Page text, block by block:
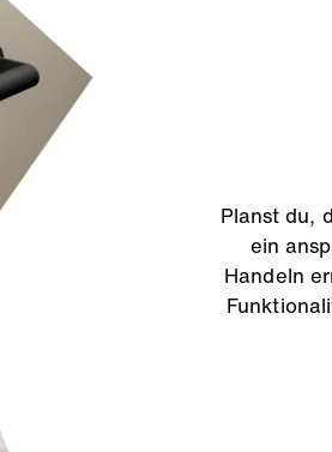
Planst du,
ein
Handeln